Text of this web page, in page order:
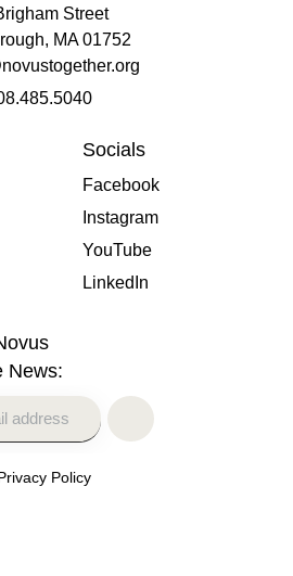
Street
MA 01752
Socials
Facebook
Instagram
YouTube
LinkedIn
News:
Policy